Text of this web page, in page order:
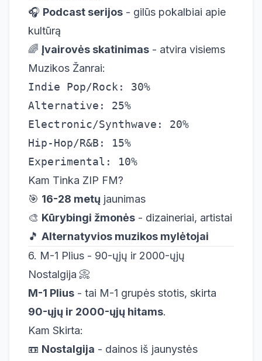
🎧 Podcast serijos - gilūs pokalbiai apie
kultūrą
🌈 Įvairovės skatinimas - atvira visiems
Muzikos Žanrai:
Indie Pop/Rock: 30%
Alternative: 25%
Electronic/Synthwave: 20%
Hip-Hop/R&B: 15%
Kam Tinka ZIP FM?
🎯 16-28 metų jaunimas
🎨 Kūrybingi žmonės - dizaineriai, artistai
🎵 Alternatyvios muzikos mylėtojai
6. M-1 Plius - 90-ųjų ir 2000-ųjų
Nostalgija 📀
M-1 Plius - tai M-1 grupės stotis, skirta
90-ųjų ir 2000-ųjų hitams.
Kam Skirta:
📼 Nostalgija - dainos iš jaunystės